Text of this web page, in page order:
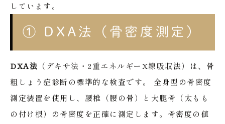
しています。
① DXA法（骨密度測定）
DXA法 （デキサ法・2重エネルギーX線吸収法）は、骨
粗しょう症診断の標準的な検査です。
全身型の骨密度
測定装置を使用し、腰椎（腰の骨）と大腿骨（太もも
の付け根）の骨密度を正確に測定します。骨密度の値